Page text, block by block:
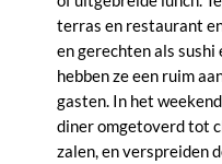
terras en restaurant
en gerechten als
hebben ze een ruim
gasten. In het
diner omgetoverd tot
zalen, en verspreiden